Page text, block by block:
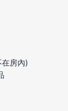
房內)